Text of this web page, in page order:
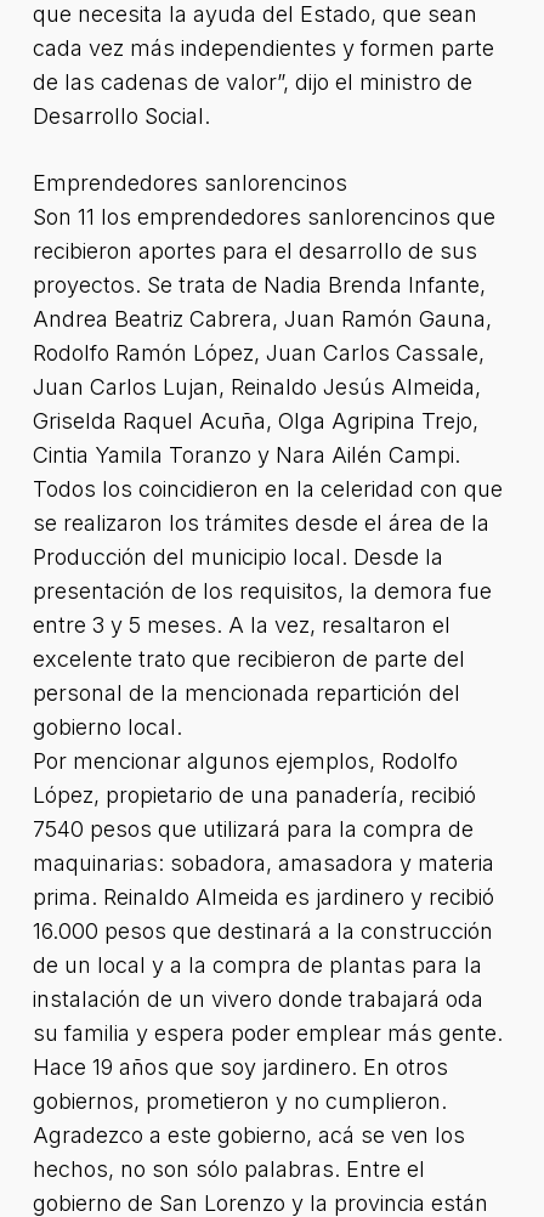
que necesita la ayuda del Estado, que sean
cada vez más independientes y formen parte
de las cadenas de valor”, dijo el ministro de
Desarrollo Social.
Emprendedores sanlorencinos
Son 11 los emprendedores sanlorencinos que
recibieron aportes para el desarrollo de sus
proyectos. Se trata de Nadia Brenda Infante,
Andrea Beatriz Cabrera, Juan Ramón Gauna,
Rodolfo Ramón López, Juan Carlos Cassale,
Juan Carlos Lujan, Reinaldo Jesús Almeida,
Griselda Raquel Acuña, Olga Agripina Trejo,
Cintia Yamila Toranzo y Nara Ailén Campi.
Todos los coincidieron en la celeridad con que
se realizaron los trámites desde el área de la
Producción del municipio local. Desde la
presentación de los requisitos, la demora fue
entre 3 y 5 meses. A la vez, resaltaron el
excelente trato que recibieron de parte del
personal de la mencionada repartición del
gobierno local.
Por mencionar algunos ejemplos, Rodolfo
López, propietario de una panadería, recibió
7540 pesos que utilizará para la compra de
maquinarias: sobadora, amasadora y materia
prima. Reinaldo Almeida es jardinero y recibió
16.000 pesos que destinará a la construcción
de un local y a la compra de plantas para la
instalación de un vivero donde trabajará oda
su familia y espera poder emplear más gente.
Hace 19 años que soy jardinero. En otros
gobiernos, prometieron y no cumplieron.
Agradezco a este gobierno, acá se ven los
hechos, no son sólo palabras. Entre el
gobierno de San Lorenzo y la provincia están